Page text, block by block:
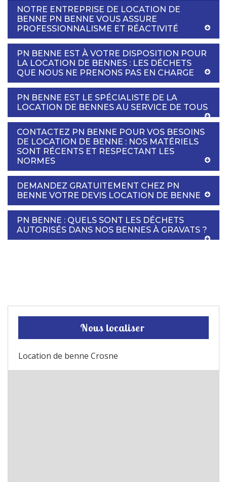
NOTRE ENTREPRISE DE LOCATION DE
BENNE PN BENNE VOUS ASSURE
PROFESSIONNALISME ET RÉACTIVITÉ
PN BENNE EST À VOTRE DISPOSITION POUR
LA LOCATION DE BENNES : LES DÉCHETS
QUE NOUS NE PRENONS PAS EN CHARGE
PN BENNE EST LE SPÉCIALISTE DE LA
LOCATION DE BENNES AU SERVICE DE TOUS
CONTACTEZ PN BENNE POUR VOS BESOINS
DE LOCATION DE BENNE : NOS MATÉRIELS
SONT RÉCENTS ET RESPECTANT LES
NORMES
DEMANDEZ GRATUITEMENT CHEZ PN
BENNE VOTRE DEVIS LOCATION DE BENNE
PN BENNE : QUELS SONT LES DÉCHETS
AUTORISÉS DANS NOS BENNES À GRAVATS ?
Nous localiser
Location de benne Crosne